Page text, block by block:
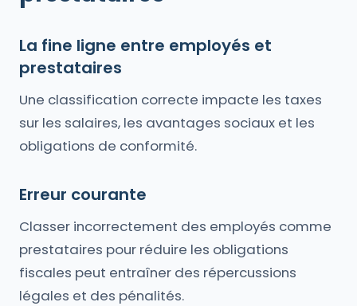
La fine ligne entre employés et
prestataires
Une classification correcte impacte les taxes
sur les salaires, les avantages sociaux et les
obligations de conformité.
Erreur courante
Classer incorrectement des employés comme
prestataires pour réduire les obligations
fiscales peut entraîner des répercussions
légales et des pénalités.